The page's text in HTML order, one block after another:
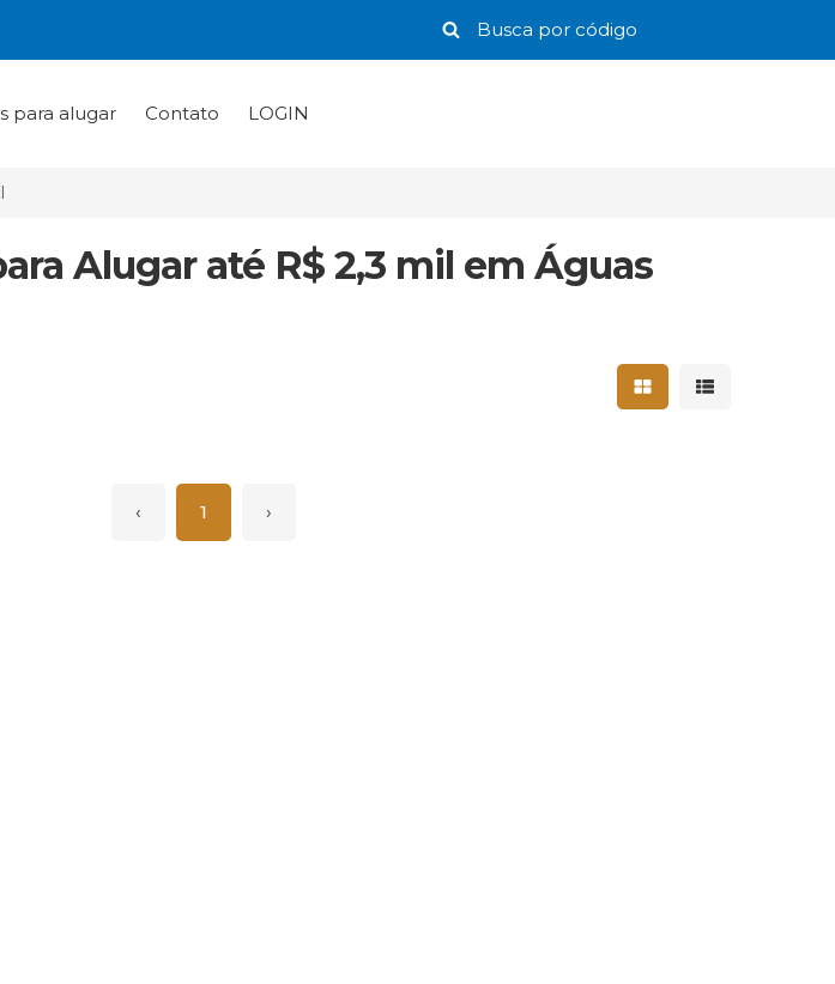
para alugar Contato LOGIN
Alugar até R$ 2,3 mil em Águas
Mostrar resultados
Mostrar
‹ 1 ›